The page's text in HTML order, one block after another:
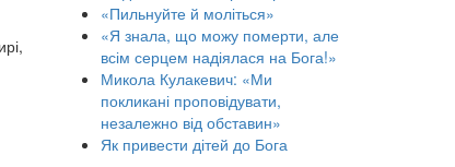
«Пильнуйте й моліться»
«Я знала, що можу померти, але
всім серцем надіялася на Бога!»
Микола Кулакевич: «Ми
покликані проповідувати,
незалежно від обставин»
Як привести дітей до Бога